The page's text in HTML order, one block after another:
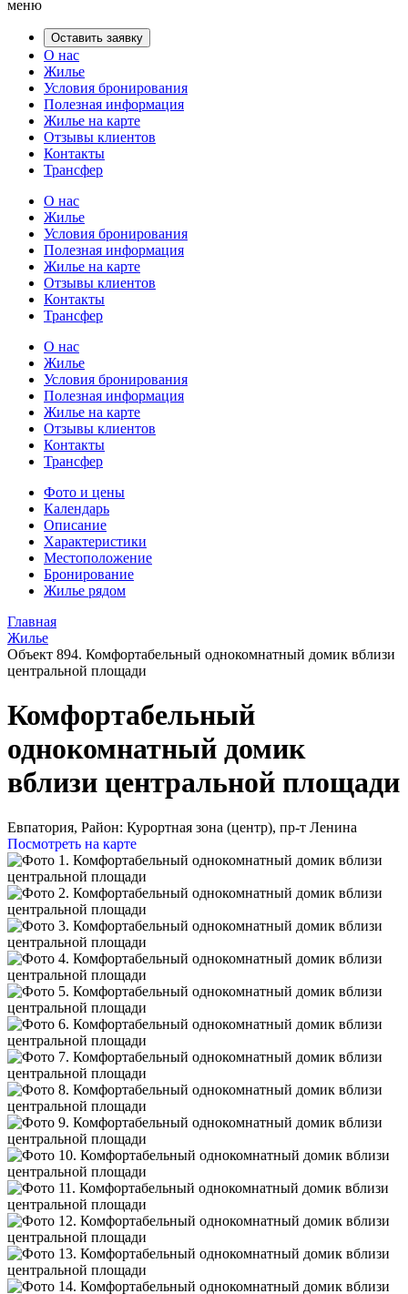
меню
Оставить заявку
О нас
Жилье
Условия бронирования
Полезная информация
Жилье на карте
Отзывы клиентов
Контакты
Трансфер
О нас
Жилье
Условия бронирования
Полезная информация
Жилье на карте
Отзывы клиентов
Контакты
Трансфер
О нас
Жилье
Условия бронирования
Полезная информация
Жилье на карте
Отзывы клиентов
Контакты
Трансфер
Фото и цены
Календарь
Описание
Характеристики
Местоположение
Бронирование
Жилье рядом
Главная
Жилье
Объект 894. Комфортабельный однокомнатный домик вблизи
центральной площади
Комфортабельный
однокомнатный домик
вблизи центральной площади
Евпатория, Район: Курортная зона (центр), пр-т Ленина
Посмотреть на карте